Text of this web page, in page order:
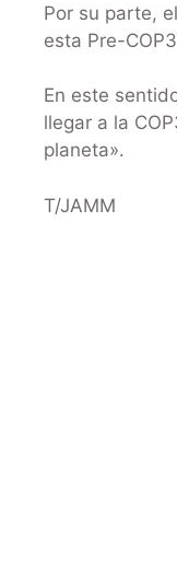
Por su parte,
esta Pre-
En este
llegar a la
planeta».
T/JAMM